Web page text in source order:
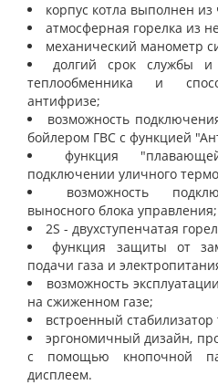
корпус котла выполнен из
атмосферная горелка из
механический манометр
долгий срок службы и
теплообменника и
антифризе;
возможность
бойлером ГВС с функцией
функция
подключении уличного
возможность
выносного блока управления;
2S - двухступенчатая
функция защиты от
подачи газа и
возможность
на сжиженном газе;
встроенный
эргономичный дизайн,
с помощью кнопочной
дисплеем.